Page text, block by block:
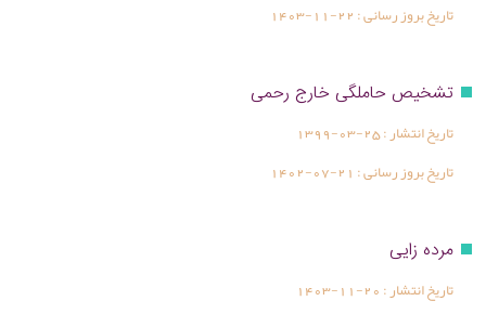
تاریخ بروز رسانی :1403-11-22
تشخیص حاملگی خارج رحمی
تاریخ انتشار :1399-03-25
تاریخ بروز رسانی : 1402-07-21
مرده زایی
تاریخ انتشار :1403-11-20